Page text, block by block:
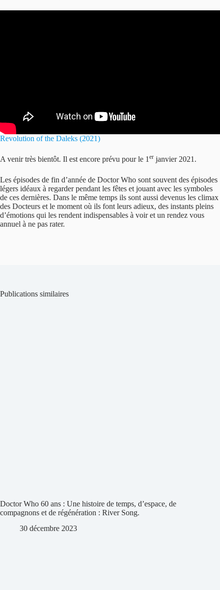
Revolution of the Daleks (2021)
A venir très bientôt. Il est encore prévu pour le 1 er janvier 2021.
Les épisodes de fin d’année de Doctor Who sont souvent des épisodes
légers idéaux à regarder pendant les fêtes et jouant avec les symboles
de ces dernières. Dans le même temps ils sont aussi devenus les climax
des Docteurs et le moment où ils font leurs adieux, des instants pleins
d’émotions qui les rendent indispensables à voir et un rendez vous
annuel à ne pas rater.
Publications similaires
Doctor Who 60 ans : Une histoire de temps, d’espace, de
compagnons et de régénération : River Song.
30 décembre 2023